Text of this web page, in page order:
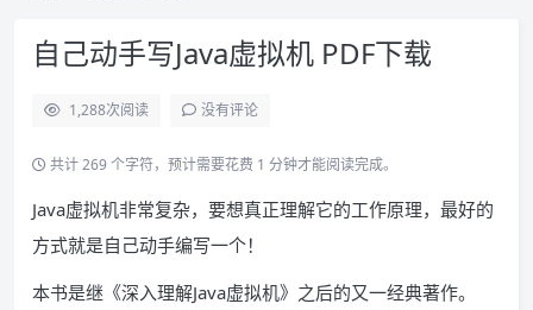
自己动手写Java虚拟机 PDF下载
1,288次阅读 没有评论
共计 269 个字符，预计需要花费 1 分钟才能阅读完成。
Java虚拟机非常复杂，要想真正理解它的工作原理，最好的
方式就是自己动手编写一个！
本书是继《深入理解Java虚拟机》之后的又一经典著作。